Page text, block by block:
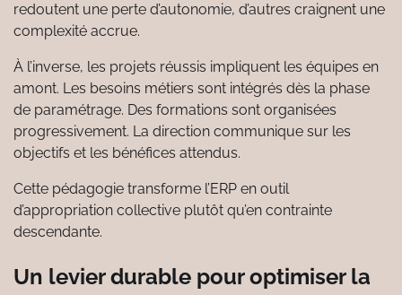
redoutent une perte d’autonomie, d’autres craignent une
complexité accrue.
À l’inverse, les projets réussis impliquent les équipes en
amont. Les besoins métiers sont intégrés dès la phase
de paramétrage. Des formations sont organisées
progressivement. La direction communique sur les
objectifs et les bénéfices attendus.
Cette pédagogie transforme l’ERP en outil
d’appropriation collective plutôt qu’en contrainte
descendante.
Un levier durable pour optimiser la